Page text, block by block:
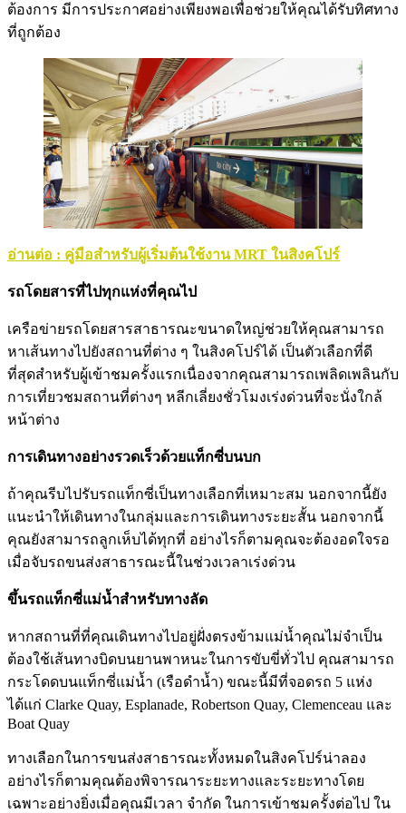
ต้องการ มีการประกาศอย่างเพียงพอเพื่อช่วยให้คุณได้รับทิศทาง
ที่ถูกต้อง
อ่านต่อ : คู่มือสำหรับผู้เริ่มต้นใช้งาน MRT ในสิงคโปร์
รถโดยสารที่ไปทุกแห่งที่คุณไป
เครือข่ายรถโดยสารสาธารณะขนาดใหญ่ช่วยให้คุณสามารถ
หาเส้นทางไปยังสถานที่ต่าง ๆ ในสิงคโปร์ได้ เป็นตัวเลือกที่ดี
ที่สุดสำหรับผู้เข้าชมครั้งแรกเนื่องจากคุณสามารถเพลิดเพลินกับ
การเที่ยวชมสถานที่ต่างๆ หลีกเลี่ยงชั่วโมงเร่งด่วนที่จะนั่งใกล้
หน้าต่าง
การเดินทางอย่างรวดเร็วด้วยแท็กซี่บนบก
ถ้าคุณรีบไปรับรถแท็กซี่เป็นทางเลือกที่เหมาะสม นอกจากนี้ยัง
แนะนำให้เดินทางในกลุ่มและการเดินทางระยะสั้น นอกจากนี้
คุณยังสามารถลูกเห็บได้ทุกที่ อย่างไรก็ตามคุณจะต้องอดใจรอ
เมื่อจับรถขนส่งสาธารณะนี้ในช่วงเวลาเร่งด่วน
ขึ้นรถแท็กซี่แม่น้ำสำหรับทางลัด
หากสถานที่ที่คุณเดินทางไปอยู่ฝั่งตรงข้ามแม่น้ำคุณไม่จำเป็น
ต้องใช้เส้นทางบิดบนยานพาหนะในการขับขี่ทั่วไป คุณสามารถ
กระโดดบนแท็กซี่แม่น้ำ (เรือดำน้ำ) ขณะนี้มีที่จอดรถ 5 แห่ง
ได้แก่ Clarke Quay, Esplanade, Robertson Quay, Clemenceau และ
Boat Quay
ทางเลือกในการขนส่งสาธารณะทั้งหมดในสิงคโปร์น่าลอง
อย่างไรก็ตามคุณต้องพิจารณาระยะทางและระยะทางโดย
เฉพาะอย่างยิ่งเมื่อคุณมีเวลา จำกัด ในการเข้าชมครั้งต่อไป ใน